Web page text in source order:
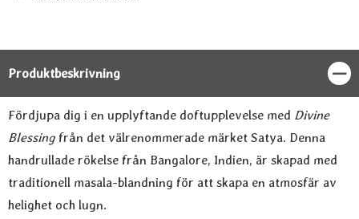
Produktbeskrivning
Produktbeskrivning
Fördjupa dig i en upplyftande doftupplevelse med Divine
Blessing från det välrenommerade märket Satya. Denna
handrullade rökelse från Bangalore, Indien, är skapad med
traditionell masala-blandning för att skapa en atmosfär av
helighet och lugn.